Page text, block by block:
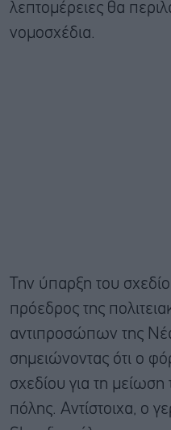
λεπτομέρειες θα
νομοσχέδια.
Την ύπαρξη του
πρόεδρος της
αντιπροσώπων της
σημειώνοντας ότι ο
σχεδίου για τη μείωση
πόλης. Αντίστοιχα, ο